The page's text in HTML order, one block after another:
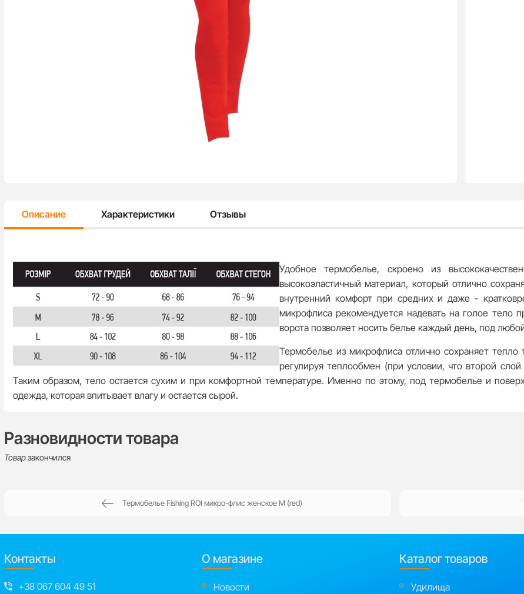
Описание Характеристики Отзывы
Удобное термобелье, скроено из
высокоэластичный материал, который отлично
внутренний комфорт при средних и даже -
микрофлиса рекомендуется надевать на голое тело
ворота позволяет носить белье каждый день, под
Термобелье из микрофлиса отлично сохраняет
регулируя теплообмен (при условии, что второй
Таким образом, тело остается сухим и при комфортной температуре. Именно по этому, под термобелье и
одежда, которая впитывает влагу и остается сырой.
Разновидности товара
Товарзакончился
Термобелье Fishing ROI микро-флис женское M (red)
Контакты
+38 067 604 49 51
О магазине
Новости
Каталог товаров
Удилища